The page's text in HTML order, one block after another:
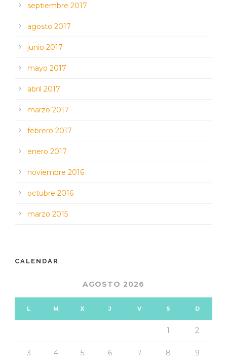
septiembre 2017
agosto 2017
junio 2017
mayo 2017
abril 2017
marzo 2017
febrero 2017
enero 2017
noviembre 2016
octubre 2016
marzo 2015
CALENDAR
AGOSTO 2026
L M X J V S D
1 2
3 4 5 6 7 8 9